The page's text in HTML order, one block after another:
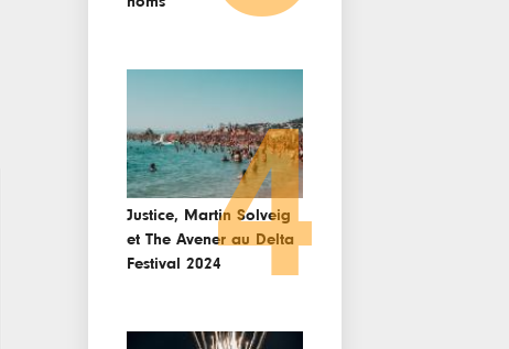
Justice, Martin Solveig
et The Avener au Delta
Festival 20244